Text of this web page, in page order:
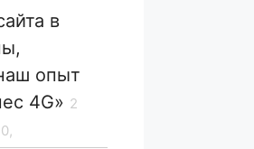
в
опыт
4G» 2